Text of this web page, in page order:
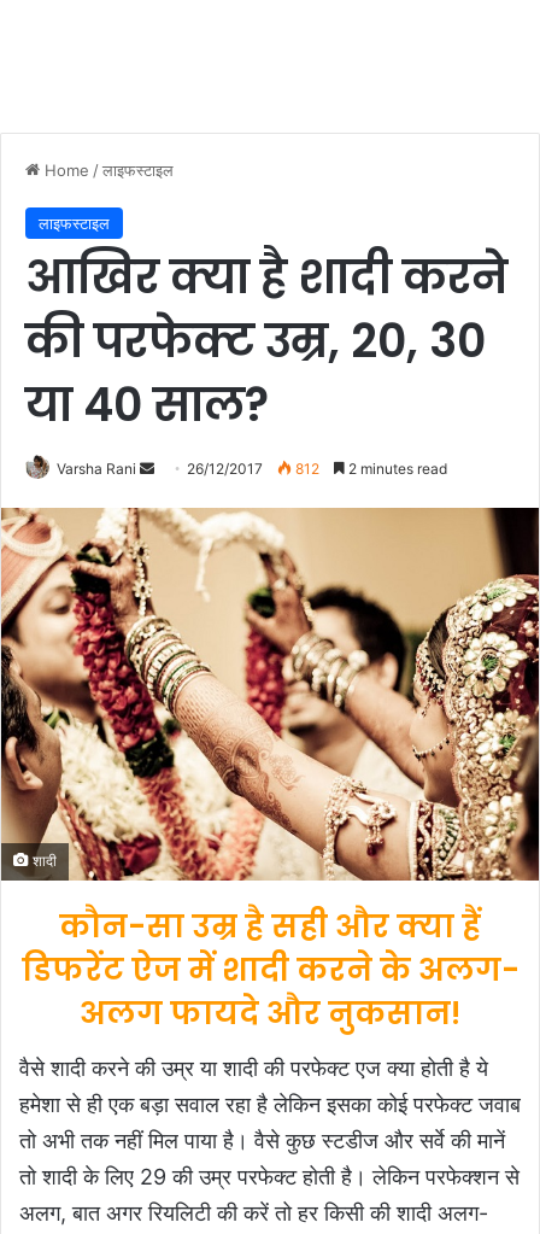
Home /लाइफस्टाइल
लाइफस्टाइल
आखिर क्या है शादी करने
की परफेक्ट उम्र, 20, 30
या 40 साल?
Varsha Rani
n
n
e
m
a
i
l
26/12/2017 812 2 minutes read
शादी
कौन-सा उम्र है सही और क्या हैं
डिफरेंट ऐज में शादी करने के अलग-
अलग फायदे और नुकसान!
वैसे शादी करने की उम्र या शादी की परफेक्ट एज क्या होती है ये
हमेशा से ही एक बड़ा सवाल रहा है लेकिन इसका कोई परफेक्ट जवाब
तो अभी तक नहीं मिल पाया है। वैसे कुछ स्टडीज और सर्वे की मानें
तो शादी के लिए 29 की उम्र परफेक्ट होती है। लेकिन परफेक्शन से
अलग, बात अगर रियलिटी की करें तो हर किसी की शादी अलग-